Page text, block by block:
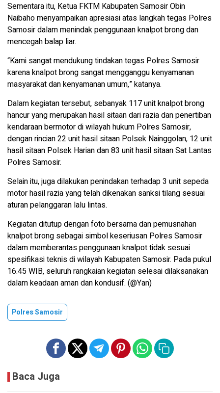
Sementara itu, Ketua FKTM Kabupaten Samosir Obin
Naibaho menyampaikan apresiasi atas langkah tegas Polres
Samosir dalam menindak penggunaan knalpot brong dan
mencegah balap liar.
“Kami sangat mendukung tindakan tegas Polres Samosir
karena knalpot brong sangat mengganggu kenyamanan
masyarakat dan kenyamanan umum,” katanya.
Dalam kegiatan tersebut, sebanyak 117 unit knalpot brong
hancur yang merupakan hasil sitaan dari razia dan penertiban
kendaraan bermotor di wilayah hukum Polres Samosir,
dengan rincian 22 unit hasil sitaan Polsek Nainggolan, 12 unit
hasil sitaan Polsek Harian dan 83 unit hasil sitaan Sat Lantas
Polres Samosir.
Selain itu, juga dilakukan penindakan terhadap 3 unit sepeda
motor hasil razia yang telah dikenakan sanksi tilang sesuai
aturan pelanggaran lalu lintas.
Kegiatan ditutup dengan foto bersama dan pemusnahan
knalpot brong sebagai simbol keseriusan Polres Samosir
dalam memberantas penggunaan knalpot tidak sesuai
spesifikasi teknis di wilayah Kabupaten Samosir. Pada pukul
16.45 WIB, seluruh rangkaian kegiatan selesai dilaksanakan
dalam keadaan aman dan kondusif. (@Yan)
Polres Samosir
Baca Juga